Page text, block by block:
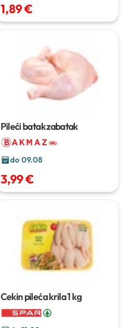
1,89 €
Pileći batak zabatak
do 09.08
3,99 €
Cekin pileća krila1 kg